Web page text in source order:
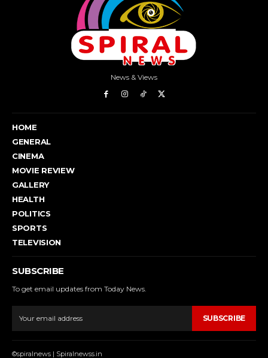
News & Views
HOME
GENERAL
CINEMA
MOVIE REVIEW
GALLERY
HEALTH
POLITICS
SPORTS
TELEVISION
SUBSCRIBE
To get email updates from Today News.
SUBSCRIBE
©spiralnews | Spiralnewss.in